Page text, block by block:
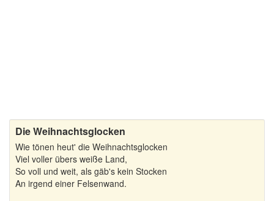
Die Weihnachtsglocken
Wie tönen heut' die Weihnachtsglocken
Viel voller übers weiße Land,
So voll und weit, als gäb's kein Stocken
An irgend einer Felsenwand.